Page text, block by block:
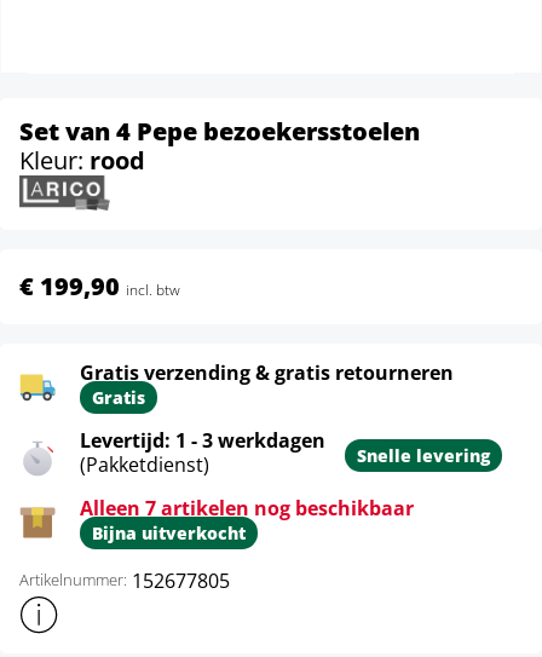
Set van 4 Pepe bezoekersstoelen
Kleur: rood
€ 199,90 incl. btw
Gratis verzending & gratis retourneren
Gratis
Levertijd: 1 - 3 werkdagen
(Pakketdienst)
Snelle levering
Alleen 7 artikelen nog beschikbaar
Bijna uitverkocht
Artikelnummer: 152677805
Toon meer productinformatie